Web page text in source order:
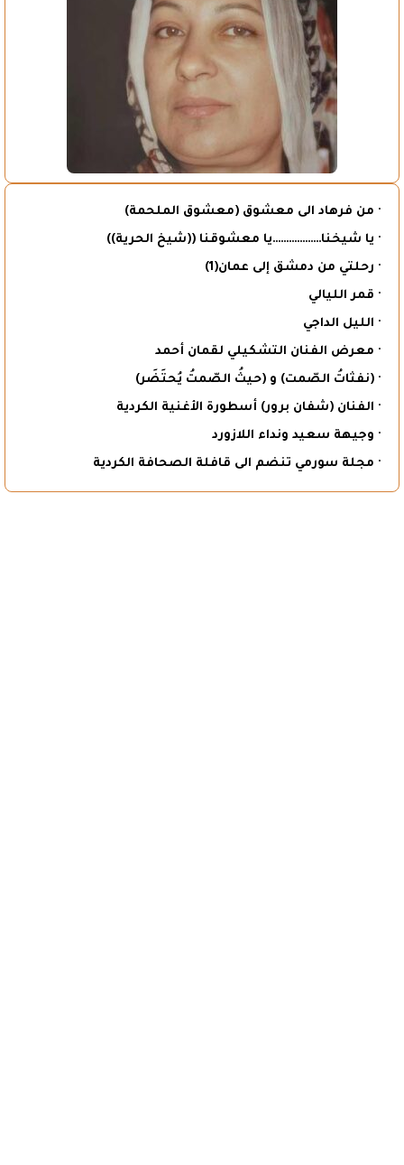
· من فرهاد الى معشوق (معشوق الملحمة)
· يا شيخنا………………يا معشوقنا ((شيخ الحرية))
· رحلتي من دمشق إلى عمان(1)
· قمر الليالي
· الليل الداجي
· معرض الفنان التشكيلي لقمان أحمد
· (نفثاتُ الصّمت) و (حيثُ الصّمتُ يُحتَضَر)
· الفنان (شفان برور) أسطورة الأغنية الكردية
· وجيهة سعيد ونداء اللازورد
· مجلة سورمي تنضم الى قافلة الصحافة الكردية